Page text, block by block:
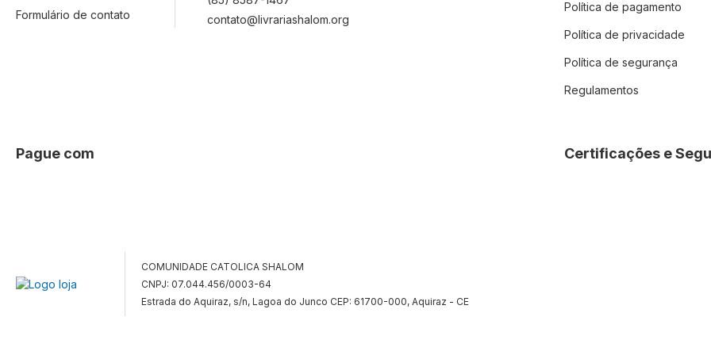
Formulário de contato
contato@livrariashalom.org
Política de pagamento
Política de privacidade
Política de segurança
Regulamentos
Pague com Certificações e
COMUNIDADE CATOLICA SHALOM
CNPJ: 07.044.456/0003-64
Estrada do Aquiraz, s/n, Lagoa do Junco CEP: 61700-000, Aquiraz - CE